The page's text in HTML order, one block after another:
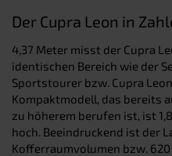
Der Cupra Leon in
4,37 Meter misst der Cupra
identischen Bereich wie der
Sportstourer bzw. Cupra
Kompaktmodell, das bereits
zu höherem berufen ist, ist
hoch. Beeindruckend ist der
Kofferraumvolumen bzw. 620